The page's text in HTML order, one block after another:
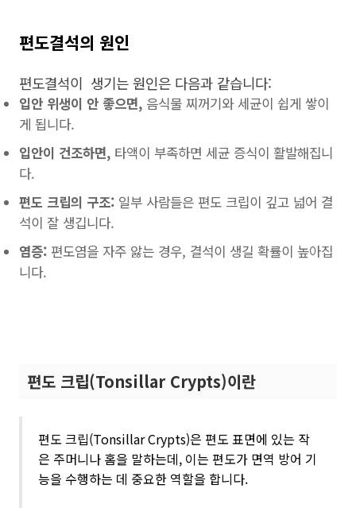
편도결석의 원인
편도결석이 생기는 원인은 다음과 같습니다:
입안 위생이 안 좋으면, 음식물 찌꺼기와 세균이 쉽게 쌓이
게 됩니다.
입안이 건조하면, 타액이 부족하면 세균 증식이 활발해집니
다.
편도 크립의 구조: 일부 사람들은 편도 크립이 깊고 넓어 결
석이 잘 생깁니다.
염증: 편도염을 자주 앓는 경우, 결석이 생길 확률이 높아집
니다.
편도 크립(Tonsillar Crypts)이란
편도 크립(Tonsillar Crypts)은 편도 표면에 있는 작
은 주머니나 홈을 말하는데, 이는 편도가 면역 방어 기
능을 수행하는 데 중요한 역할을 합니다.